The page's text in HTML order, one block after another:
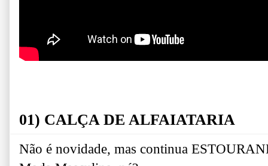
01) CALÇA DE ALFAIATARIA
Não é novidade, mas continua